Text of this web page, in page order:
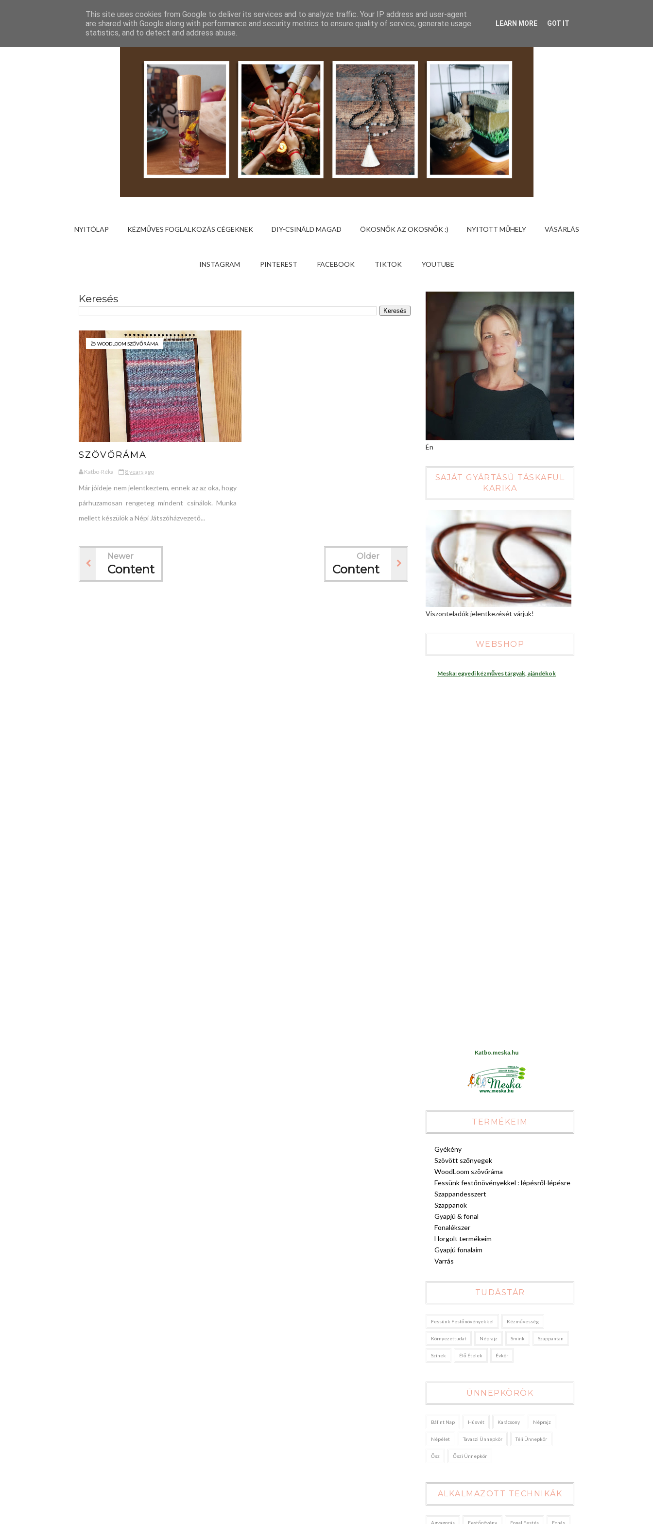
NYITÓLAP KÉZMŰVES FOGLALKOZÁS CÉGEKNEK DIY-CSINÁLD MAGAD ÖKOSNŐK AZ OKOSNŐK :) NYITOTT MŰHELY VÁSÁRLÁS
INSTAGRAM PINTEREST FACEBOOK TIKTOK YOUTUBE
Keresés
WOODLOOM SZÖVŐRÁMA
SZÖVŐRÁMA
Katbo-Réka 8 years ago
Már jóideje nem jelentkeztem, ennek az az oka, hogy
párhuzamosan rengeteg mindent csinálok. Munka
mellett készülök a Népi Játszóházvezető...
Newer
Content
Older
Content
Én
SAJÁT GYÁRTÁSÚ TÁSKAFÜL
KARIKA
Viszonteladók jelentkezését várjuk!
WEBSHOP
Meska: egyedi kézműves tárgyak, ajándékok
Katbo.meska.hu
TERMÉKEIM
Gyékény
Szövött szőnyegek
WoodLoom szövőráma
Fessünk festőnövényekkel : lépésről-lépésre
Szappandesszert
Szappanok
Gyapjú & fonal
Fonalékszer
Horgolt termékeim
Gyapjú fonalaim
Varrás
TUDÁSTÁR
Fessünk Festőnövényekkel Kézművesség
Környezettudat Néprajz Smink Szappantan
Színek Élő Ételek Évkör
ÜNNEPKÖRÖK
Bálint Nap Húsvét Karácsony Néprajz
Népélet Tavaszi Ünnepkör Téli Ünnepkör
Ősz Őszi Ünnepkör
ALKALMAZOTT TECHNIKÁK
Agyagozás Festőnövény Fonal Festés Fonás
This site uses cookies from Google to deliver its services and to analyze traffic. Your IP address and user-agent
are shared with Google along with performance and security metrics to ensure quality of service, generate usage
statistics, and to detect and address abuse.
LEARN MORE GOT IT